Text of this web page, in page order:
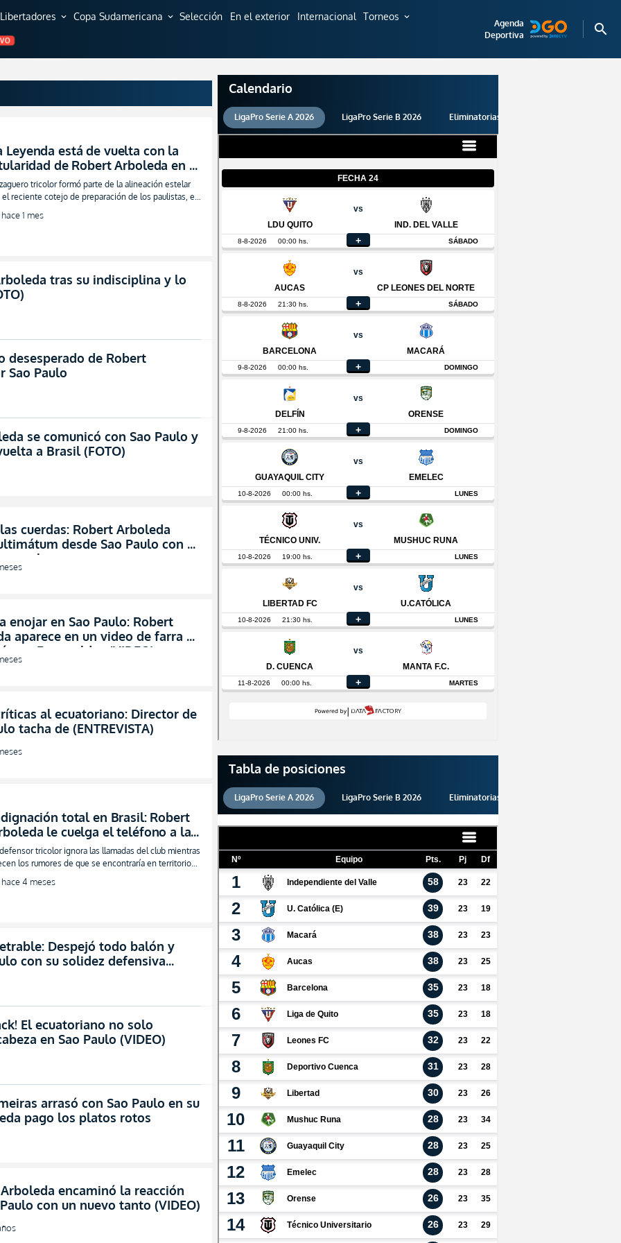
expand_more Copa Sudamericana expand_more Selección En el exterior Internacional Torneos expand_more
Agenda
Deportiva
search
Leyenda está de vuelta con la
de Robert Arboleda en el
a la acción con São Paulo
tricolor formó parte de la alineación estelar
el reciente cotejo de preparación de los paulistas, en
hace 1 mes
tras su indisciplina y lo
desesperado de Robert
Sao Paulo
se comunicó con Sao Paulo y
a Brasil (FOTO)
cuerdas: Robert Arboleda
desde Sao Paulo con 24
salvarse
enojar en Sao Paulo: Robert
aparece en un video de farra y
en Esmeraldas (VIDEO)
al ecuatoriano: Director de
tacha de (ENTREVISTA)
total en Brasil: Robert
le cuelga el teléfono a la
de Sao Paulo (FOTO)
tricolor ignora las llamadas del club mientras
los rumores de que se encontraría en territorio
hace 4 meses
Despejó todo balón y
con su solidez defensiva
El ecuatoriano no solo
en Sao Paulo (VIDEO)
arrasó con Sao Paulo en su
pago los platos rotos
encaminó la reacción
con un nuevo tanto (VIDEO)
Calendario
LigaPro Serie A 2026 LigaPro Serie B 2026 Eliminatorias 2026
Tabla de posiciones
LigaPro Serie A 2026 LigaPro Serie B 2026 Eliminatorias 2026